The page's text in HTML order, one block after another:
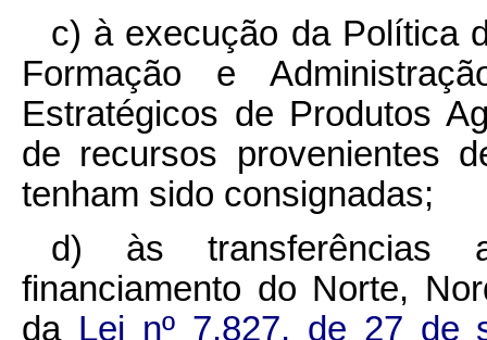
c) à execução da Política
Formação e
Estratégicos de Produtos
de recursos provenientes
tenham sido consignadas;
d) às transferências
financiamento do Norte,
da Lei nº 7.827, de 27 de